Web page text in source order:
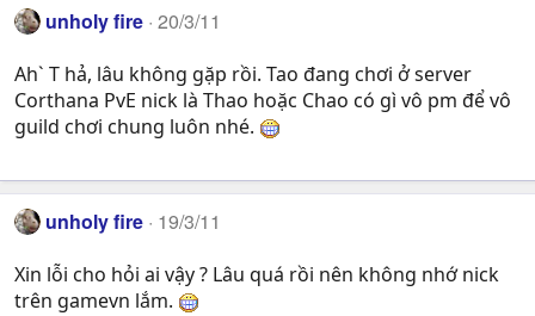
unholy fire 20/3/11
Ah` T hả, lâu không gặp rồi. Tao đang chơi ở server
Corthana PvE nick là Thao hoặc Chao có gì vô pm để vô
guild chơi chung luôn nhé.
unholy fire 19/3/11
Xin lỗi cho hỏi ai vậy ? Lâu quá rồi nên không nhớ nick
trên gamevn lắm.